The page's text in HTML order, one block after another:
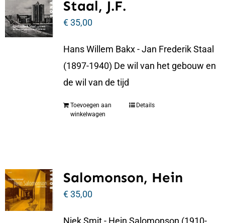
Staal, J.F.
€35,00
Hans Willem Bakx - Jan Frederik Staal
(1897-1940) De wil van het gebouw en
de wil van de tijd
Toevoegen aan
winkelwagen
Details
Salomonson, Hein
€35,00
Niek Smit - Hein Salomonson (1910-